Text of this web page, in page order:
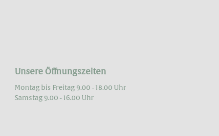
Unsere Öffnungszeiten
Montag bis Freitag 9.00 - 18.00 Uhr
Samstag 9.00 - 16.00 Uhr